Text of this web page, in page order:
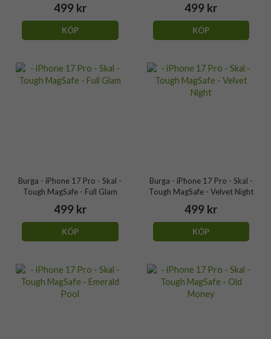
499 kr
KÖP
499 kr
KÖP
Burga - iPhone 17 Pro - Skal -
Tough MagSafe - Full Glam
499 kr
KÖP
Burga - iPhone 17 Pro - Skal -
Tough MagSafe - Velvet Night
499 kr
KÖP